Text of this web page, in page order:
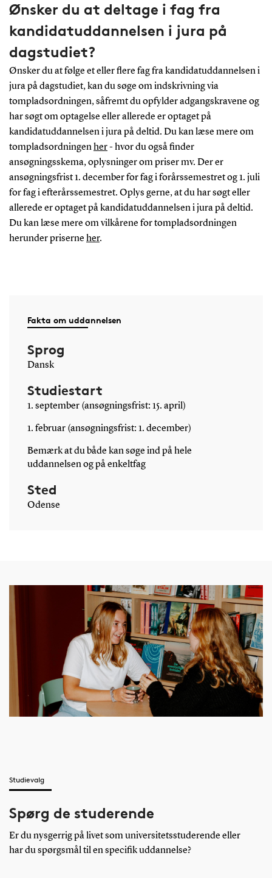
Ønsker du at deltage i fag fra
kandidatuddannelsen i jura på
dagstudiet?
Ønsker du at følge et eller flere fag fra kandidatuddannelsen i
jura på dagstudiet, kan du søge om indskrivning via
tompladsordningen, såfremt du opfylder adgangskravene og
har søgt om optagelse eller allerede er optaget på
kandidatuddannelsen i jura på deltid. Du kan læse mere om
tompladsordningenher- hvor du også finder
ansøgningsskema, oplysninger om priser mv. Der er
ansøgningsfrist 1. december for fag i forårssemestret og 1. juli
for fag i efterårssemestret. Oplys gerne, at du har søgt eller
allerede er optaget på kandidatuddannelsen i jura på deltid.
Du kan læse mere om vilkårene for tompladsordningen
herunder priserne her.
Fakta om uddannelsen
Sprog
Dansk
Studiestart
1. september (ansøgningsfrist: 15. april)
1. februar (ansøgningsfrist: 1. december)
Bemærk at du både kan søge ind på hele
uddannelsen og på enkeltfag
Sted
Odense
Studievalg
Spørg de studerende
Er du nysgerrig på livet som universitetsstuderende eller
har du spørgsmål til en specifik uddannelse?